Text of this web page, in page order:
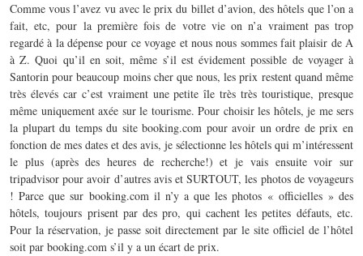
Comme vous l’avez vu avec le prix du billet d’avion, des hôtels que l’on a
fait, etc, pour la première fois de votre vie on n’a vraiment pas trop
regardé à la dépense pour ce voyage et nous nous sommes fait plaisir de A
à Z. Quoi qu’il en soit, même s’il est évidement possible de voyager à
Santorin pour beaucoup moins cher que nous, les prix restent quand même
très élevés car c’est vraiment une petite île très très touristique, presque
même uniquement axée sur le tourisme. Pour choisir les hôtels, je me sers
la plupart du temps du site booking.com pour avoir un ordre de prix en
fonction de mes dates et des avis, je sélectionne les hôtels qui m’intéressent
le plus (après des heures de recherche!) et je vais ensuite voir sur
tripadvisor pour avoir d’autres avis et SURTOUT, les photos de voyageurs
! Parce que sur booking.com il n’y a que les photos « officielles » des
hôtels, toujours prisent par des pro, qui cachent les petites défauts, etc.
Pour la réservation, je passe soit directement par le site officiel de l’hôtel
soit par booking.com s’il y a un écart de prix.